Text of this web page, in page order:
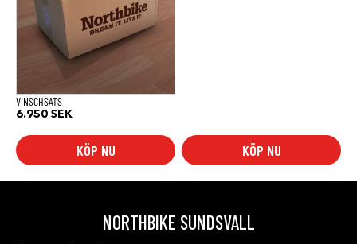
VINSCHSATS
6.950 SEK
KÖP NU KÖP NU
NORTHBIKE SUNDSVALL